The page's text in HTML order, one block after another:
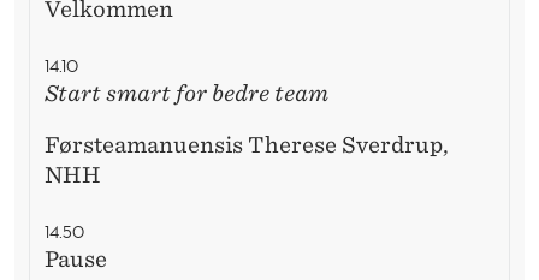
Velkommen
14.10
Start smart for bedre team
Førsteamanuensis Therese Sverdrup,
NHH
14.50
Pause